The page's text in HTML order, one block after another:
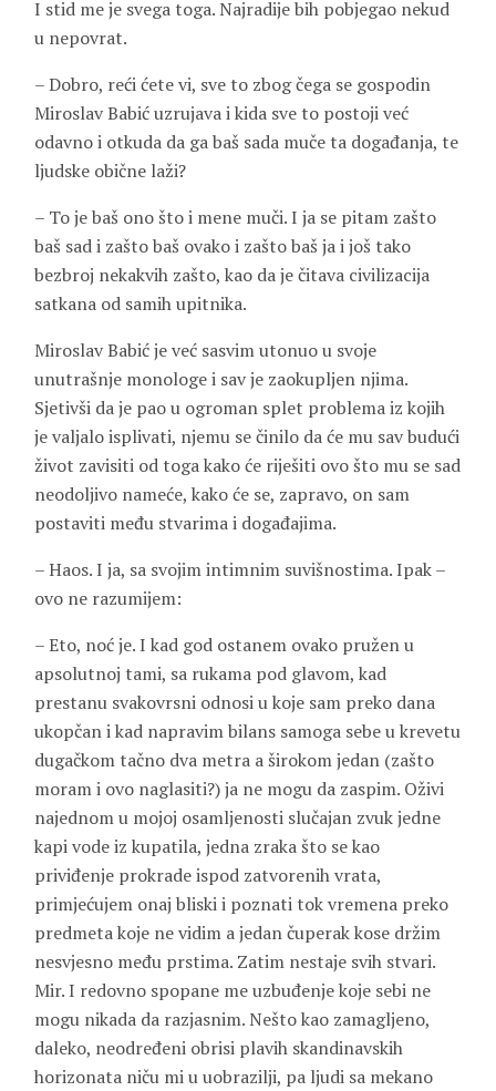
I stid me je svega toga. Najradije bih pobjegao nekud
u nepovrat.
– Dobro, reći ćete vi, sve to zbog čega se gospodin
Miroslav Babić uzrujava i kida sve to postoji već
odavno i otkuda da ga baš sada muče ta događanja, te
ljudske obične laži?
– To je baš ono što i mene muči. I ja se pitam zašto
baš sad i zašto baš ovako i zašto baš ja i još tako
bezbroj nekakvih zašto, kao da je čitava civilizacija
satkana od samih upitnika.
Miroslav Babić je već sasvim utonuo u svoje
unutrašnje monologe i sav je zaokupljen njima.
Sjetivši da je pao u ogroman splet problema iz kojih
je valjalo isplivati, njemu se činilo da će mu sav budući
život zavisiti od toga kako će riješiti ovo što mu se sad
neodoljivo nameće, kako će se, zapravo, on sam
postaviti među stvarima i događajima.
– Haos. I ja, sa svojim intimnim suvišnostima. Ipak –
ovo ne razumijem:
– Eto, noć je. I kad god ostanem ovako pružen u
apsolutnoj tami, sa rukama pod glavom, kad
prestanu svakovrsni odnosi u koje sam preko dana
ukopčan i kad napravim bilans samoga sebe u krevetu
dugačkom tačno dva metra a širokom jedan (zašto
moram i ovo naglasiti?) ja ne mogu da zaspim. Oživi
najednom u mojoj osamljenosti slučajan zvuk jedne
kapi vode iz kupatila, jedna zraka što se kao
priviđenje prokrade ispod zatvorenih vrata,
primjećujem onaj bliski i poznati tok vremena preko
predmeta koje ne vidim a jedan čuperak kose držim
nesvjesno među prstima. Zatim nestaje svih stvari.
Mir. I redovno spopane me uzbuđenje koje sebi ne
mogu nikada da razjasnim. Nešto kao zamagljeno,
daleko, neodređeni obrisi plavih skandinavskih
horizonata niču mi u uobrazilji, pa ljudi sa mekano